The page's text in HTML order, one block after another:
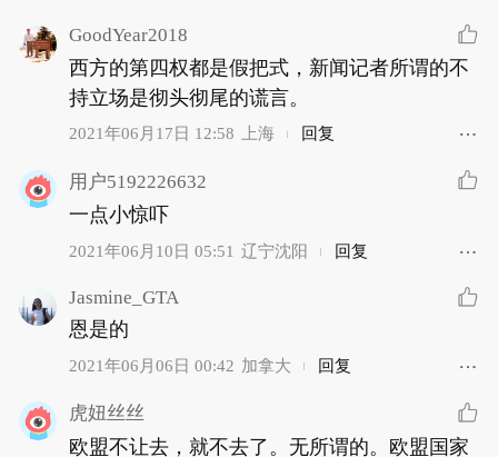
GoodYear2018
西方的第四权都是假把式，新闻记者所谓的不
持立场是彻头彻尾的谎言。
2021年06月17日 12:58 上海 回复
用户5192226632
一点小惊吓
2021年06月10日 05:51 辽宁沈阳 回复
Jasmine_GTA
恩是的
2021年06月06日 00:42 加拿大 回复
虎妞丝丝
欧盟不让去，就不去了。无所谓的。欧盟国家